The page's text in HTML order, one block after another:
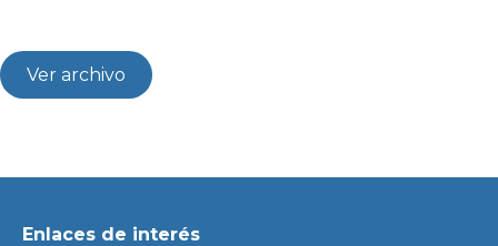
Ver archivo
Enlaces de interés